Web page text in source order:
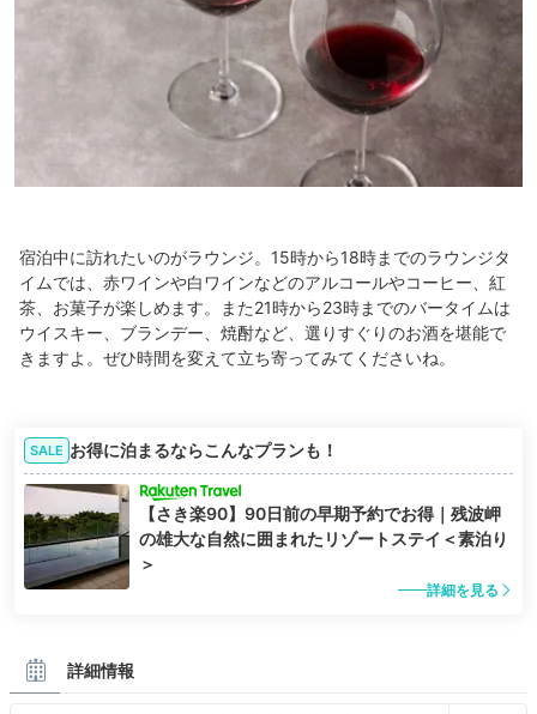
宿泊中に訪れたいのがラウンジ。15時から18時までのラウンジタ
イムでは、赤ワインや白ワインなどのアルコールやコーヒー、紅
茶、お菓子が楽しめます。また21時から23時までのバータイムは
ウイスキー、ブランデー、焼酎など、選りすぐりのお酒を堪能で
きますよ。ぜひ時間を変えて立ち寄ってみてくださいね。
SALE お得に泊まるならこんなプランも！
【さき楽90】90日前の早期予約でお得｜残波岬
の雄大な自然に囲まれたリゾートステイ＜素泊り
＞
詳細を見る
詳細情報